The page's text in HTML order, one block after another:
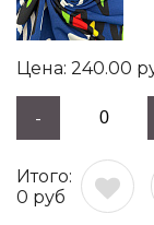
240.00
-
0 руб